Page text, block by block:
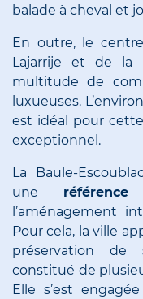
balade à cheval et
En outre, le
Lajarrije et de la
multitude de
luxueuses.
est idéal pour
exceptionnel.
La Baule-
une
l’aménagement
Pour cela, la ville
préservation de
constitué de
Elle s’est